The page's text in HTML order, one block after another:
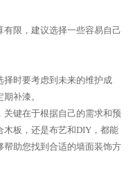
限，建议选择一些容易自己
择时要考虑到未来的维护成
补漆。
键在于根据自己的需求和预
木板，还是布艺和DIY，都能
帮助您找到合适的墙面装饰方